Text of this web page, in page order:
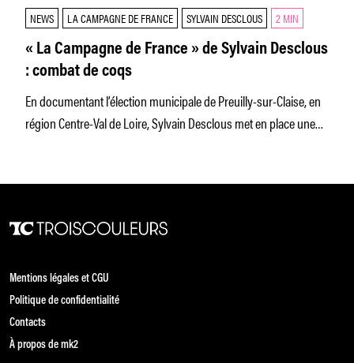
NEWS LA CAMPAGNE DE FRANCE SYLVAIN DESCLOUS 2 MIN
« La Campagne de France » de Sylvain Desclous
: combat de coqs
En documentant l’élection municipale de Preuilly-sur-Claise, en
région Centre-Val de Loire, Sylvain Desclous met en place une
Mentions légales et CGU
Politique de confidentialité
Contacts
À propos de mk2